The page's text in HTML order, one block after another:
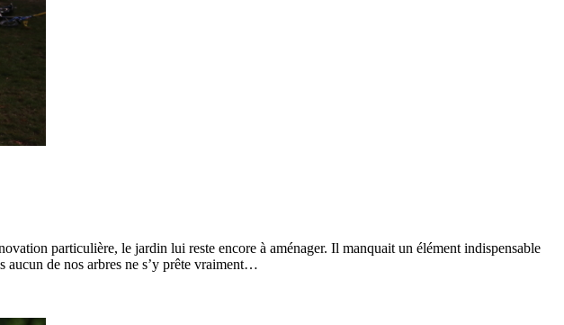
particulière, le jardin lui reste encore à aménager. Il manquait un élément indispensable
aucun de nos arbres ne s’y prête vraiment…